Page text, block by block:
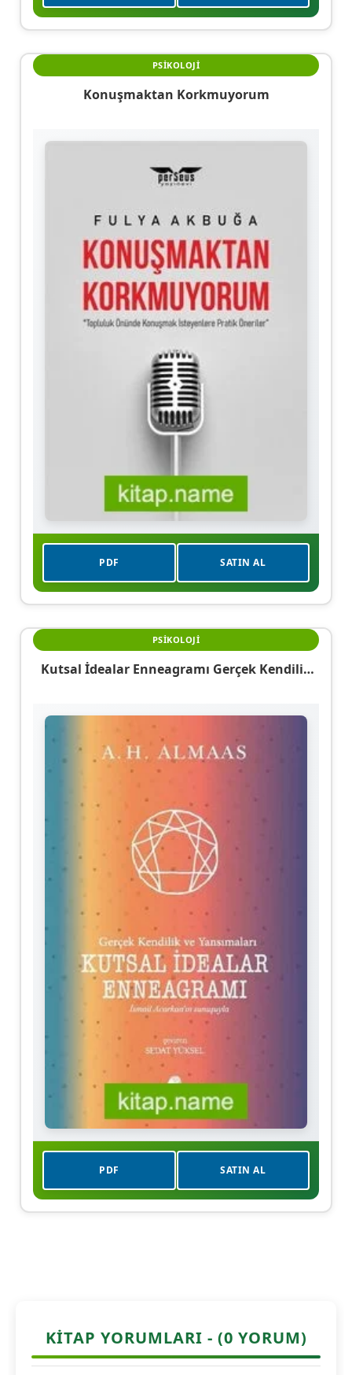
PSIKOLOJI
Konuşmaktan Korkmuyorum
PDF SATIN AL
PSIKOLOJI
Kutsal İdealar Enneagramı Gerçek Kendilik
PDF SATIN AL
KITAP YORUMLARI - (0 YORUM)